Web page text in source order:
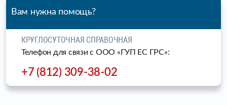
Вам нужна помощь?
КРУГЛОСУТОЧНАЯ СПРАВОЧНАЯ
Телефон для связи c ООО «ГУП ЕС ГРС»:
+7 (812) 309-38-02